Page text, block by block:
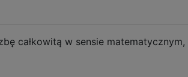
całkowitą w sensie matematycznym,